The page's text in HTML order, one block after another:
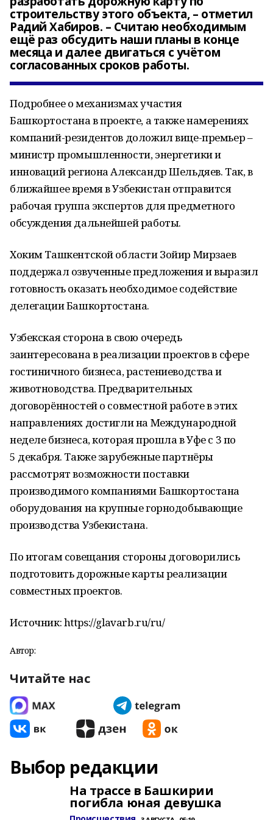
строительству этого объекта, – отметил
Радий Хабиров. – Считаю необходимым
ещё раз обсудить наши планы в конце
месяца и далее двигаться с учётом
согласованных сроков работы.
Подробнее о механизмах участия
Башкортостана в проекте, а также намерениях
компаний-резидентов доложил вице-премьер –
министр промышленности, энергетики и
инноваций региона Александр Шельдяев. Так, в
ближайшее время в Узбекистан отправится
рабочая группа экспертов для предметного
обсуждения дальнейшей работы.
Хоким Ташкентской области Зойир Мирзаев
поддержал озвученные предложения и выразил
готовность оказать необходимое содействие
делегации Башкортостана.
Узбекская сторона в свою очередь
заинтересована в реализации проектов в сфере
гостиничного бизнеса, растениеводства и
животноводства. Предварительных
договорённостей о совместной работе в этих
направлениях достигли на Международной
неделе бизнеса, которая прошла в Уфе с 3 по
5 декабря. Также зарубежные партнёры
рассмотрят возможности поставки
производимого компаниями Башкортостана
оборудования на крупные горнодобывающие
производства Узбекистана.
По итогам совещания стороны договорились
подготовить дорожные карты реализации
совместных проектов.
Источник: https://glavarb.ru/ru/
Автор:
Читайте нас
Выбор редакции
На трассе в Башкирии
погибла юная девушка